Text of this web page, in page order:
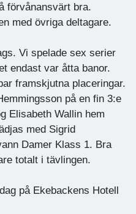
förvånansvärt bra.
med övriga deltagare.
Vi spelade sex serier
endast var åtta banor.
framskjutna placeringar.
på en fin 3:e
Elisabeth Wallin hem
med Sigrid
Damer Klass 1. Bra
totalt i tävlingen.
på Ekebackens Hotell